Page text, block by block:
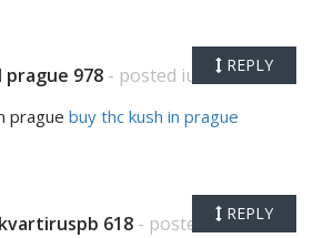
prague 978 - posted iunie 1, 2026
prague buy thc kush in prague
REPLY
618 - posted iunie 1,
REPLY